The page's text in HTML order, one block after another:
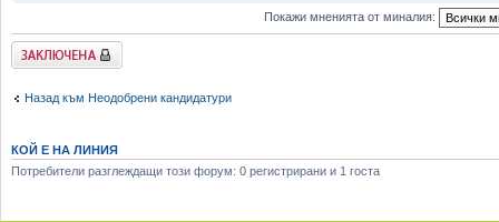
Покажи мненията от миналия:
Заключена
Назад към Неодобрени кандидатури
КОЙ Е НА ЛИНИЯ
Потребители разглеждащи този форум: 0 регистрирани и 1 госта